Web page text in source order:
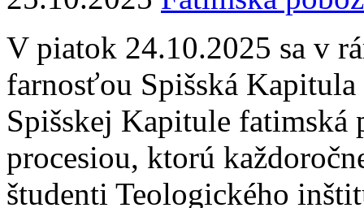
V piatok 24.10.2025 sa v
farnosťou Spišská
Spišskej Kapitule fatimská
procesiou, ktorú
študenti Teologického